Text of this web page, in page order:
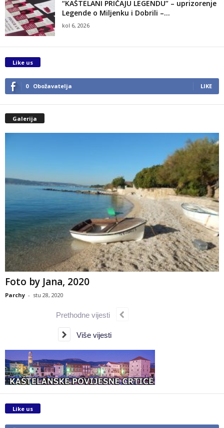
“KAŠTELANI PRIČAJU LEGENDU” – uprizorenje
Legende o Miljenku i Dobrili –...
kol 6, 2026
Like us
0 Obožavatelja LIKE
Galerija
Foto by Jana, 2020
Parchy - stu 28, 2020
Prethodne vijesti
Više vijesti
Like us